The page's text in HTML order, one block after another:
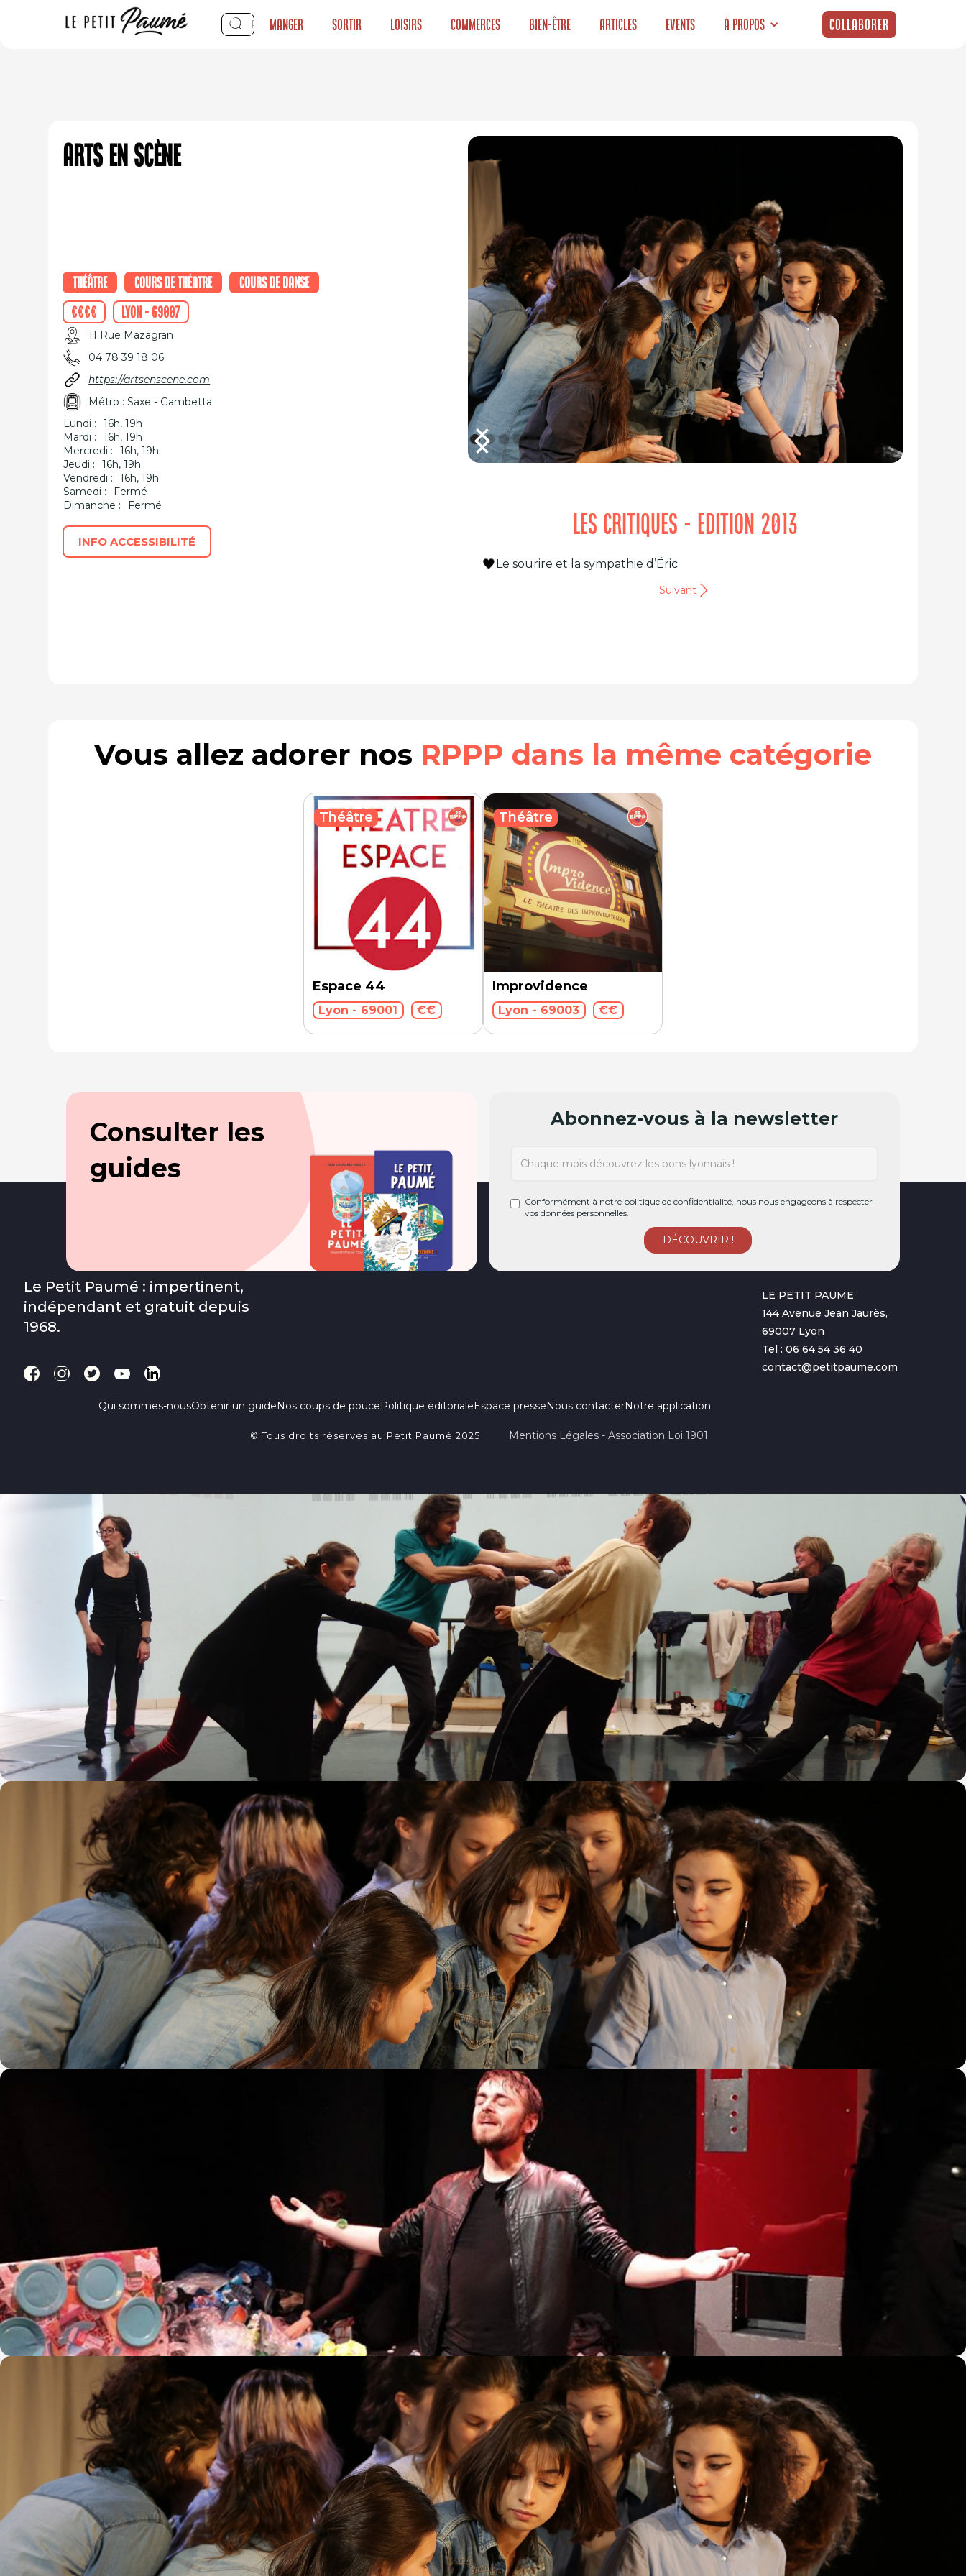
Manger Sortir Loisirs Commerces Bien-être Articles Events À propos Collaborer
Arts en Scène
Théâtre Cours de théatre
Cours de danse
€€€€
Lyon - 69007
11 Rue Mazagran
04 78 39 18 06
https://artsenscene.com
Métro : Saxe - Gambetta
Lundi :
16h, 19h
Mardi :
16h, 19h
Mercredi :
16h, 19h
Jeudi :
16h, 19h
Vendredi :
16h, 19h
Samedi :
Fermé
Dimanche :
Fermé
INFO ACCESSIBILITÉ
LES CRITIQUES - EDITION 2013
Le sourire et la sympathie d’Éric
Suivant
Vous allez adorer nos RPPP dans la même catégorie
Espace 44
Lyon - 69001 €€
Théâtre
Improvidence
Lyon - 69003 €€
Théâtre
Consulter les
guides
Abonnez-vous à la newsletter
Conformément à notre politique de confidentialité, nous nous engageons à respecter
vos données personnelles.
Le Petit Paumé : impertinent,
indépendant et gratuit depuis
1968.
Qui sommes-nousObtenir un guideNos coups de poucePolitique éditorialeEspace presseNous contacterNotre application
LE PETIT PAUME
144 Avenue Jean Jaurès,
69007 Lyon
Tel : 06 64 54 36 40
contact@petitpaume.com
© Tous droits réservés au Petit Paumé 2025 Mentions Légales - Association Loi 1901